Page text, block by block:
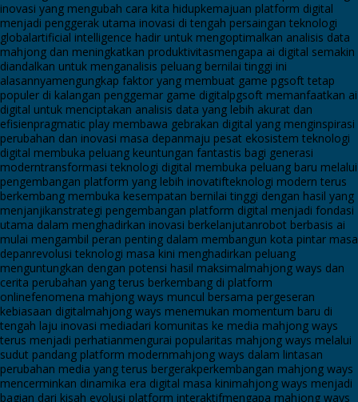
inovasi yang mengubah cara kita hidupkemajuan platform digital
menjadi penggerak utama inovasi di tengah persaingan teknologi
globalartificial intelligence hadir untuk mengoptimalkan analisis data
mahjong dan meningkatkan produktivitasmengapa ai digital semakin
diandalkan untuk menganalisis peluang bernilai tinggi ini
alasannyamengungkap faktor yang membuat game pgsoft tetap
populer di kalangan penggemar game digitalpgsoft memanfaatkan ai
digital untuk menciptakan analisis data yang lebih akurat dan
efisienpragmatic play membawa gebrakan digital yang menginspirasi
perubahan dan inovasi masa depanmaju pesat ekosistem teknologi
digital membuka peluang keuntungan fantastis bagi generasi
moderntransformasi teknologi digital membuka peluang baru melalui
pengembangan platform yang lebih inovatifteknologi modern terus
berkembang membuka kesempatan bernilai tinggi dengan hasil yang
menjanjikanstrategi pengembangan platform digital menjadi fondasi
utama dalam menghadirkan inovasi berkelanjutanrobot berbasis ai
mulai mengambil peran penting dalam membangun kota pintar masa
depanrevolusi teknologi masa kini menghadirkan peluang
menguntungkan dengan potensi hasil maksimalmahjong ways dan
cerita perubahan yang terus berkembang di platform
onlinefenomena mahjong ways muncul bersama pergeseran
kebiasaan digitalmahjong ways menemukan momentum baru di
tengah laju inovasi mediadari komunitas ke media mahjong ways
terus menjadi perhatianmengurai popularitas mahjong ways melalui
sudut pandang platform modernmahjong ways dalam lintasan
perubahan media yang terus bergerakperkembangan mahjong ways
mencerminkan dinamika era digital masa kinimahjong ways menjadi
bagian dari kisah evolusi platform interaktifmengapa mahjong ways